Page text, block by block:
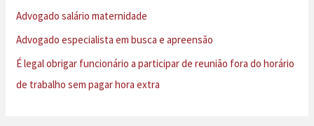
p
o
r
:
Advogado salário maternidade
Advogado especialista em busca e apreensão
É legal obrigar funcionário a participar de reunião fora do horário
de trabalho sem pagar hora extra